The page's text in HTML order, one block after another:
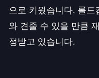
으로 키웠습니다. 롤드
와 견줄 수 있을 만큼
정받고 있습니다.